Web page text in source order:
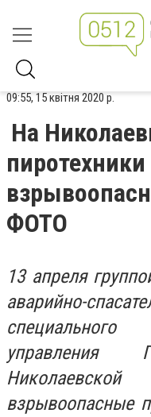
09:55, 15 квітня 2020 р.
На
ФОТО
13 апреля
аварийно-
специального
взрывоопасные